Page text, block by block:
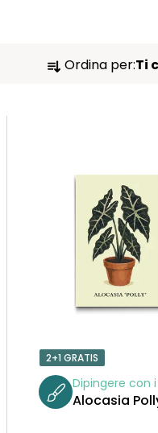
O
N
T
O
Ordina per:Ti
2+1 GRATIS
Dipingere con
Alocasia